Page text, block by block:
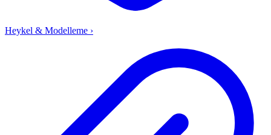
Heykel & Modelleme ›